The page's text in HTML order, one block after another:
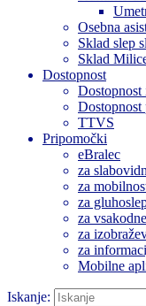
Osebna
Sklad slep
Sklad
Dostopnost
Dostopnost
TTVS
Pripomočki
eBralec
za
za
za
za
za
za
Mobilne
Iskanje: